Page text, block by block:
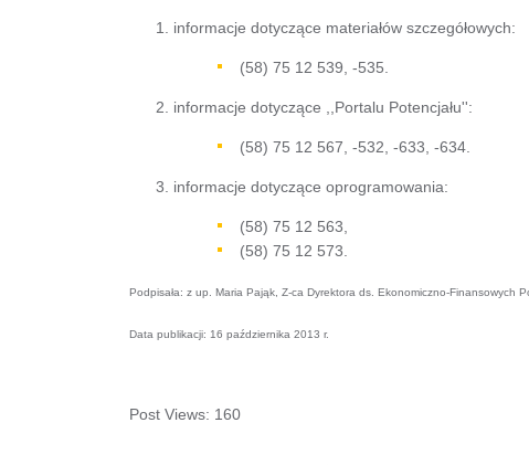
informacje dotyczące materiałów szczegółowych:
(58) 75 12 539, -535.
informacje dotyczące ,,Portalu Potencjału'':
(58) 75 12 567, -532, -633, -634.
informacje dotyczące oprogramowania:
(58) 75 12 563,
(58) 75 12 573.
Podpisała: z up. Maria Pająk, Z-ca Dyrektora ds. Ekonomiczno-Finansowych
Data publikacji: 16 października 2013 r.
Post Views: 160